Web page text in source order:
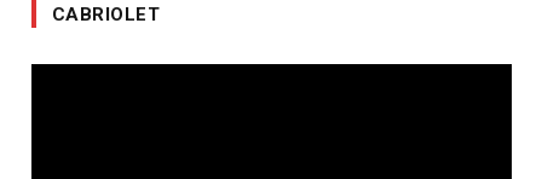
CABRIOLET